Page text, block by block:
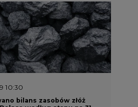
10:30
bilans zasobów złóż